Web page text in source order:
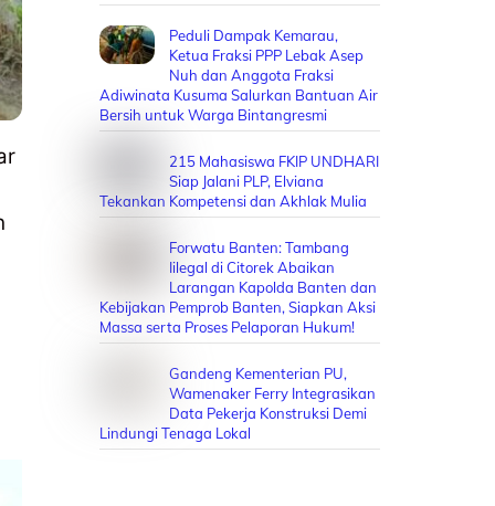
Peduli Dampak Kemarau,
Ketua Fraksi PPP Lebak Asep
Nuh dan Anggota Fraksi
Adiwinata Kusuma Salurkan Bantuan Air
Bersih untuk Warga Bintangresmi
215 Mahasiswa FKIP UNDHARI
Siap Jalani PLP, Elviana
Tekankan Kompetensi dan Akhlak Mulia
Forwatu Banten: Tambang
Iilegal di Citorek Abaikan
Larangan Kapolda Banten dan
Kebijakan Pemprob Banten, Siapkan Aksi
Massa serta Proses Pelaporan Hukum!
Gandeng Kementerian PU,
Wamenaker Ferry Integrasikan
Data Pekerja Konstruksi Demi
Lindungi Tenaga Lokal